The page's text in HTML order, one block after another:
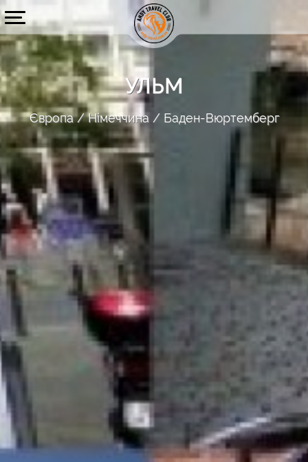
УЛЬМ
Європа Німеччина Баден-Вюртемберг